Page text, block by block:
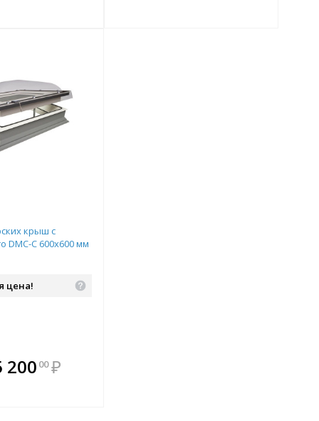
крыш с
DMC-С 600х600 мм
цена!
200 00 ₽